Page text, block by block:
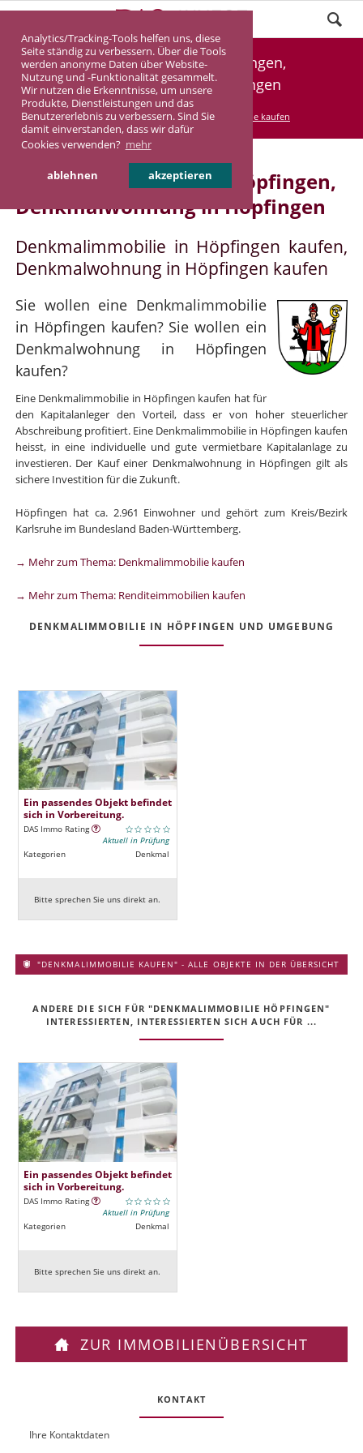
Analytics/Tracking-Tools helfen uns, diese
Seite ständig zu verbessern. Über die Tools
werden anonyme Daten über Website-
Nutzung und -Funktionalität gesammelt.
Wir nutzen die Erkenntnisse, um unsere
Produkte, Dienstleistungen und das
Benutzererlebnis zu verbessern. Sind Sie
damit einverstanden, dass wir dafür
Cookies verwenden? mehr
ablehnen akzeptieren
Denkmalimmobilie Höpfingen,
Denkmalwohnung Höpfingen
DASINVEST Service Denkmalimmobilie kaufen
Denkmalimmobilie in Höpfingen,
Denkmalwohnung in Höpfingen
Denkmalimmobilie in Höpfingen kaufen,
Denkmalwohnung in Höpfingen kaufen
Sie wollen eine Denkmalimmobilie
in Höpfingen kaufen? Sie wollen ein
Denkmalwohnung in Höpfingen
kaufen?
Eine Denkmalimmobilie in Höpfingen kaufen hat für
den Kapitalanleger den Vorteil, dass er von hoher steuerlicher
Abschreibung profitiert. Eine Denkmalimmobilie in Höpfingen kaufen
heisst, in eine individuelle und gute vermietbare Kapitalanlage zu
investieren. Der Kauf einer Denkmalwohnung in Höpfingen gilt als
sichere Investition für die Zukunft.
Höpfingen hat ca. 2.961 Einwohner und gehört zum Kreis/Bezirk
Karlsruhe im Bundesland Baden-Württemberg.
→ Mehr zum Thema: Denkmalimmobilie kaufen
→ Mehr zum Thema: Renditeimmobilien kaufen
DENKMALIMMOBILIE IN HÖPFINGEN UND UMGEBUNG
Ein passendes Objekt befindet
sich in Vorbereitung.
DAS Immo Rating
Aktuell in Prüfung
Kategorien
Denkmal
Bitte sprechen Sie uns direkt an.
"DENKMALIMMOBILIE KAUFEN" - ALLE OBJEKTE IN DER ÜBERSICHT
ANDERE DIE SICH FÜR "DENKMALIMMOBILIE HÖPFINGEN"
INTERESSIERTEN, INTERESSIERTEN SICH AUCH FÜR ...
Ein passendes Objekt befindet
sich in Vorbereitung.
DAS Immo Rating
Aktuell in Prüfung
Kategorien
Denkmal
Bitte sprechen Sie uns direkt an.
ZUR IMMOBILIENÜBERSICHT
KONTAKT
OUIhre Kontaktdaten